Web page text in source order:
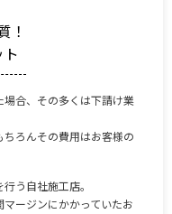
！
合、その多くは下請け業
ろんその費用はお客様の
う自社施工店。
ージンにかかっていたお